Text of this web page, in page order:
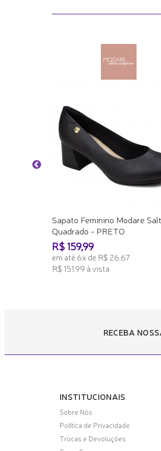
Sapato Feminino Modare
Quadrado - PRETO
R$ 159,99
em até 6x de R$ 26,67
R$ 151,99 à vista
RECEBA
INSTITUCIONAIS
Sobre Nós
Política de Privacidade
Trocas e Devoluções